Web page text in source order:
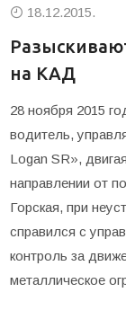
18.12.2015.
на КАД
28 ноября 2015
водитель,
Logan SR»,
направлении от
Горская, при
справился с
контроль за
металлическое